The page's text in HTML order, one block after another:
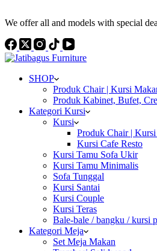
We offer all and models with special
SHOP
Produk Chair | Kursi
Produk Kabinet, Bufet,
Kategori Kursi
Kursi
Produk Chair |
Kursi Cafe Resto
Kursi Tamu Sofa Ukir
Kursi Tamu Minimalis
Sofa Tunggal
Kursi Santai
Kursi Couple
Kursi Teras
Bale-bale / bangku / kursi
Kategori Meja
Set Meja Makan